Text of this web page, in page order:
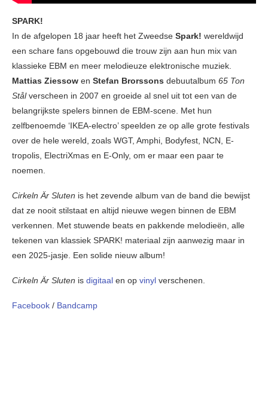
SPARK!
In de afgelopen 18 jaar heeft het Zweedse Spark! wereldwijd
een schare fans opgebouwd die trouw zijn aan hun mix van
klassieke EBM en meer melodieuze elektronische muziek.
Mattias Ziessow en Stefan Brorssons debuutalbum 65 Ton
Stålverscheen in 2007 en groeide al snel uit tot een van de
belangrijkste spelers binnen de EBM-scene. Met hun
zelfbenoemde ‘IKEA-electro’ speelden ze op alle grote festivals
over de hele wereld, zoals WGT, Amphi, Bodyfest, NCN, E-
tropolis, ElectriXmas en E-Only, om er maar een paar te
noemen.
Cirkeln Är Sluten is het zevende album van de band die bewijst
dat ze nooit stilstaat en altijd nieuwe wegen binnen de EBM
verkennen. Met stuwende beats en pakkende melodieën, alle
tekenen van klassiek SPARK! materiaal zijn aanwezig maar in
een 2025-jasje. Een solide nieuw album!
Cirkeln Är Sluten is digitaal en op vinyl verschenen.
Facebook / Bandcamp